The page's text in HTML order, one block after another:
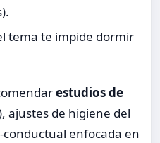
tema te impide dormir
estudios de
ajustes de higiene del
enfocada en